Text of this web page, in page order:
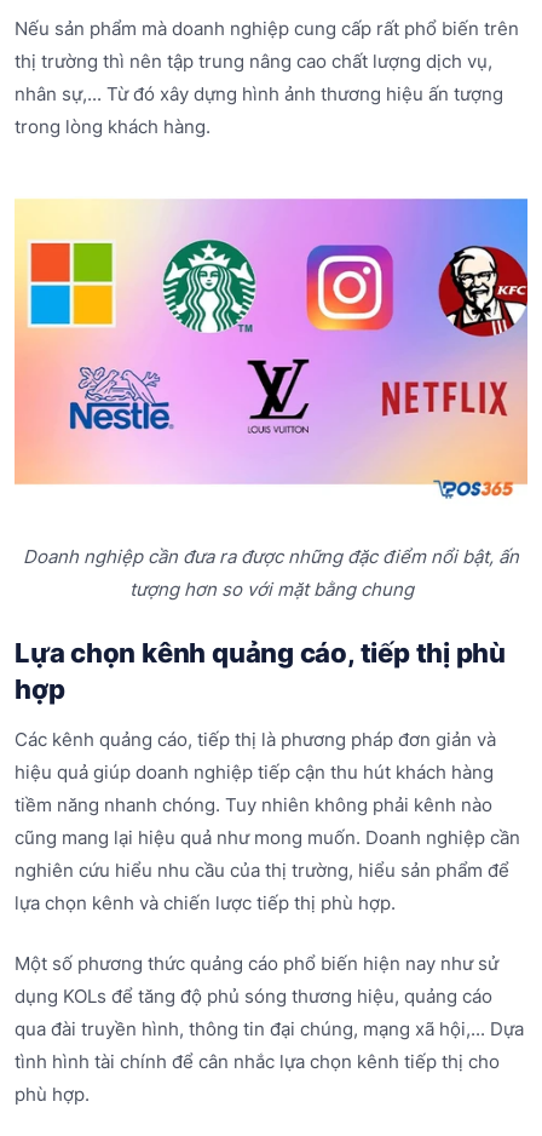
Nếu sản phẩm mà doanh nghiệp cung cấp rất phổ biến trên
thị trường thì nên tập trung nâng cao chất lượng dịch vụ,
nhân sự,... Từ đó xây dựng hình ảnh thương hiệu ấn tượng
trong lòng khách hàng.
Doanh nghiệp cần đưa ra được những đặc điểm nổi bật, ấn
tượng hơn so với mặt bằng chung
Lựa chọn kênh quảng cáo, tiếp thị phù
hợp
Các kênh quảng cáo, tiếp thị là phương pháp đơn giản và
hiệu quả giúp doanh nghiệp tiếp cận thu hút khách hàng
tiềm năng nhanh chóng. Tuy nhiên không phải kênh nào
cũng mang lại hiệu quả như mong muốn. Doanh nghiệp cần
nghiên cứu hiểu nhu cầu của thị trường, hiểu sản phẩm để
lựa chọn kênh và chiến lược tiếp thị phù hợp.
Một số phương thức quảng cáo phổ biến hiện nay như sử
dụng KOLs để tăng độ phủ sóng thương hiệu, quảng cáo
qua đài truyền hình, thông tin đại chúng, mạng xã hội,... Dựa
tình hình tài chính để cân nhắc lựa chọn kênh tiếp thị cho
phù hợp.